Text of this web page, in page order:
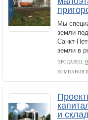
Мы
земли
Санкт-
земли в
ПРОДАВЕЦ:
КОМПАНИЯ
и